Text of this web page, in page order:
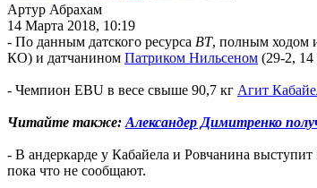
Артур Абрахам
14 Марта 2018, 10:19
- По данным датского ресурса BT, полным ходом
КО) и датчанином Патриком Нильсеном (29-2,
- Чемпион EBU в весе свыше 90,7 кг Агит
Читайте также: Александер Димитренко
- В андеркарде у Кабайела и Ровчанина
пока что не сообщают.